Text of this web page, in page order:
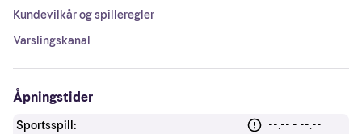
Kundevilkår og spilleregler
Varslingskanal
Åpningstider
Sportsspill:
--:-- - --:--